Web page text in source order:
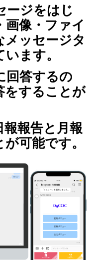
ージをはじ
画像・ファイ
メッセージタ
ます。
回答するの
をすることが
報告と月報
可能です。